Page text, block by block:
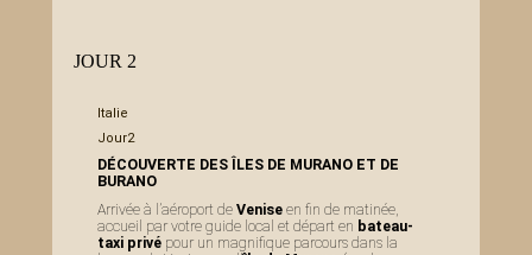
JOUR 2
Italie
Jour2
DÉCOUVERTE DES ÎLES DE MURANO ET DE
BURANO
Arrivée à l’aéroport de Venise en fin de matinée,
accueil par votre guide local et départ en bateau-
taxi privé pour un magnifique parcours dans la